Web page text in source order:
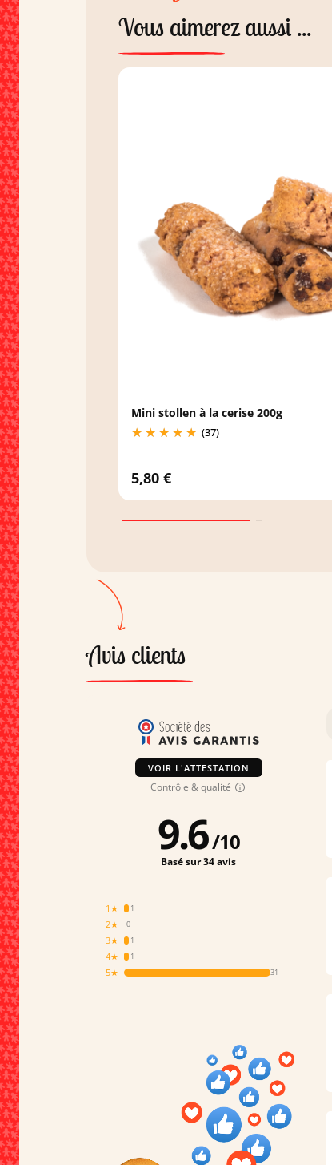
Vous aimerez aussi ...
Mini stollen à la cerise 200g
(37)
5,80 €
Avis clients
VOIR L'ATTESTATION
Contrôle & qualité
1
1★
0
2★
1
3★
1
4★
31
5★
9.6/10
Basé sur 34 avis